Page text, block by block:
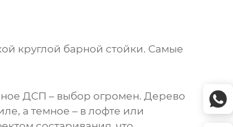
круглой барной стойки. Самые
ДСП – выбор огромен. Дерево
а темное – в лофте или